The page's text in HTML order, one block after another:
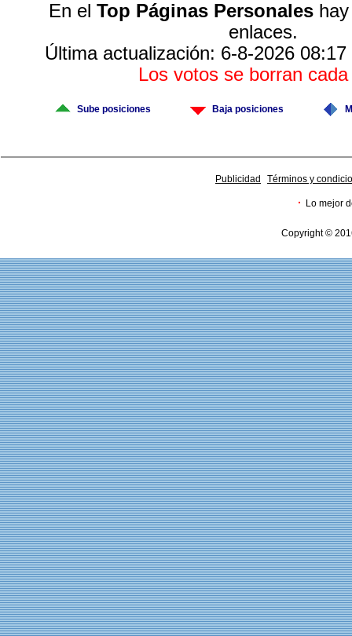
En el Top Páginas Personales
enlaces.
Última actualización: 6-8-2026
Los votos se borran
Sube posiciones Baja posiciones
Publicidad Términos y
· Lo mejor
Copyright ©